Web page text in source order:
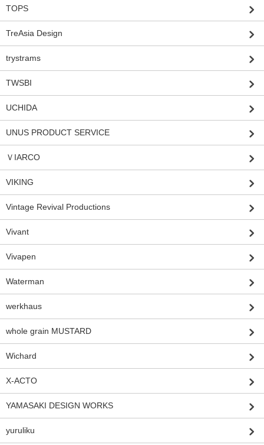
TOPS
TreAsia Design
trystrams
TWSBI
UCHIDA
UNUS PRODUCT SERVICE
ＶIARCO
VIKING
Vintage Revival Productions
Vivant
Vivapen
Waterman
werkhaus
whole grain MUSTARD
Wichard
X-ACTO
YAMASAKI DESIGN WORKS
yuruliku